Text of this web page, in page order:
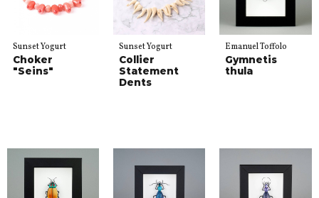
Sunset Yogurt
Choker
"Seins"
Sunset Yogurt
Collier
Statement
Dents
Emanuel Toffolo
Gymnetis
thula